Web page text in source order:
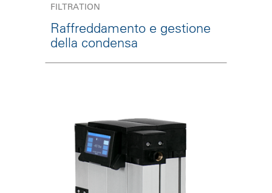
FILTRATION
Raffreddamento e gestione
della condensa